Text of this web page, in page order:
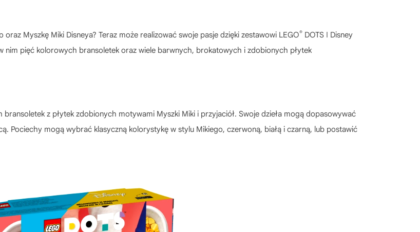
Myszkę Miki Disneya? Teraz może realizować swoje pasje dzięki zestawowi LEGO® DOTS ǀ Disney
nim pięć kolorowych bransoletek oraz wiele barwnych, brokatowych i zdobionych płytek
z płytek zdobionych motywami Myszki Miki i przyjaciół. Swoje dzieła mogą dopasowywać
Pociechy mogą wybrać klasyczną kolorystykę w stylu Mikiego, czerwoną, białą i czarną, lub postawić